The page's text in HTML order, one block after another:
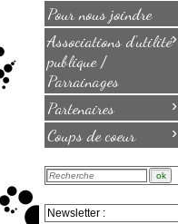
Pour nous joindre
Associations d'utilité
publique /
Parrainages
›
Partenaires ›
Coups de coeur ›
Newsletter :